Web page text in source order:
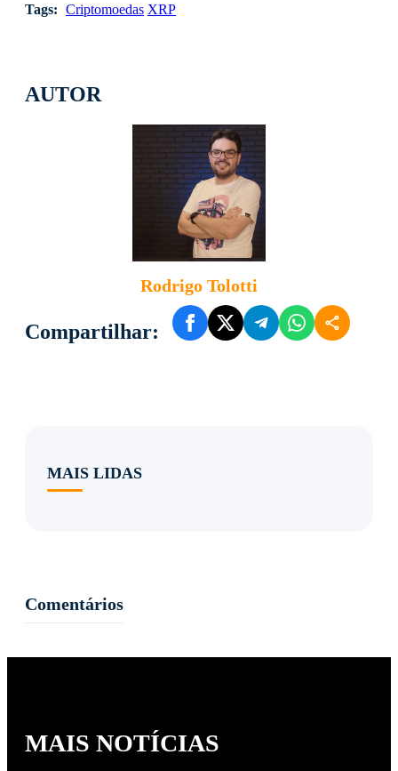
AUTOR
Rodrigo Tolotti
Compartilhar:
Tags: Criptomoedas XRP
MAIS LIDAS
Comentários
MAIS NOTÍCIAS